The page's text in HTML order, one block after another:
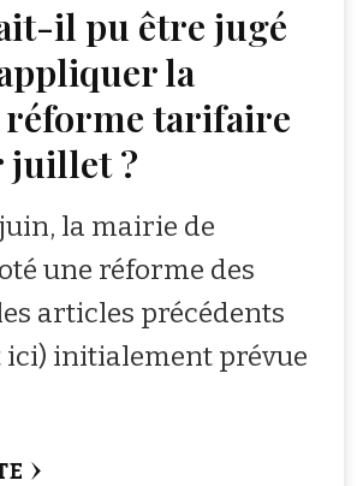
il pu être jugé
la
tarifaire
juillet ?
la mairie de
une réforme des
articles précédents
ici) initialement prévue